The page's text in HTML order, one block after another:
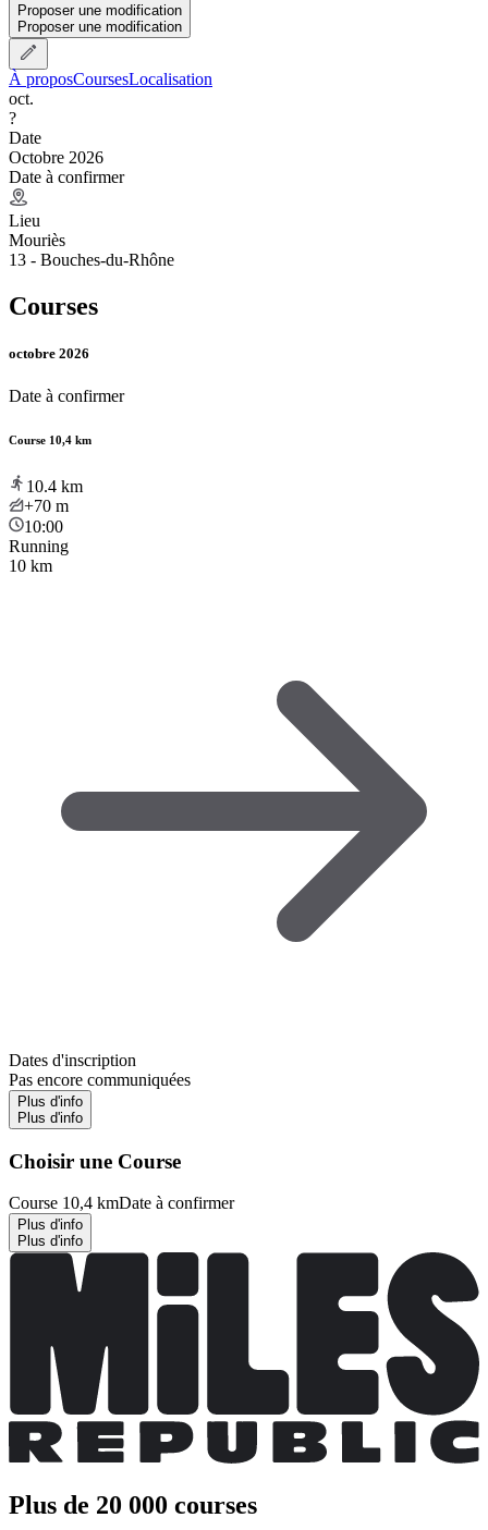
Proposer une modification
Proposer une modification
À proposCoursesLocalisation
oct.
?
Date
Octobre 2026
Date à confirmer
Lieu
Mouriès
13 - Bouches-du-Rhône
Courses
octobre 2026
Date à confirmer
Course 10,4 km
10.4 km
+70 m
10:00
Running
10 km
Dates d'inscription
Pas encore communiquées
Plus d'info
Plus d'info
Choisir une Course
Course 10,4 kmDate à confirmer
Plus d'info
Plus d'info
Plus de 20 000 courses